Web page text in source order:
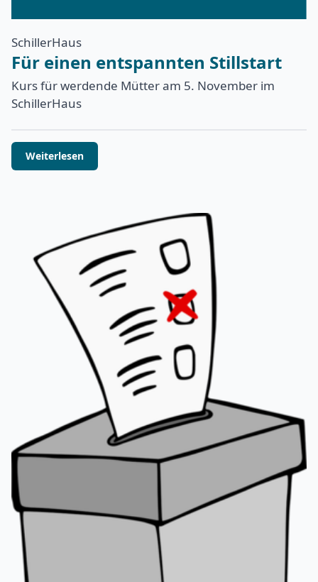
SchillerHaus
Für einen entspannten Stillstart
Kurs für werdende Mütter am 5. November im
SchillerHaus
Weiterlesen